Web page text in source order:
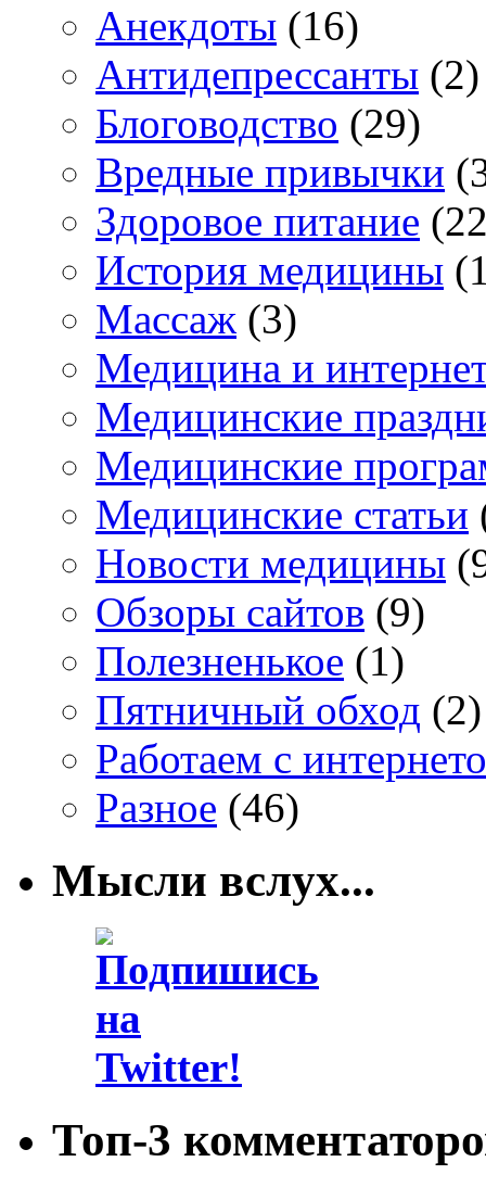
Анекдоты (16)
Антидепрессанты (2)
Блоговодство (29)
Вредные привычки
Здоровое питание
История медицины
Массаж (3)
Медицина и
Медицинские
Медицинские
Медицинские статьи
Новости медицины
Обзоры сайтов (9)
Полезненькое (1)
Пятничный обход (2)
Работаем с
Разное (46)
Мысли вслух...
Топ-3